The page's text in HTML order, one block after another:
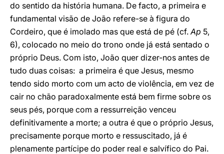
do sentido da história humana. De facto, a primeira e
fundamental visão de João refere-se à figura do
Cordeiro, que é imolado mas que está de pé (cf.Ap 5,
6), colocado no meio do trono onde já está sentado o
próprio Deus. Com isto, João quer dizer-nos antes de
tudo duas coisas: a primeira é que Jesus, mesmo
tendo sido morto com um acto de violência, em vez de
cair no chão paradoxalmente está bem firme sobre os
seus pés, porque com a ressurreição venceu
definitivamente a morte; a outra é que o próprio Jesus,
precisamente porque morto e ressuscitado, já é
plenamente partícipe do poder real e salvífico do Pai.